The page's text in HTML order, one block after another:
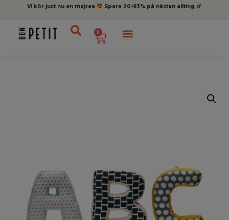
Vi kör just nu en majrea Spara 20-93% på nästan allting
0